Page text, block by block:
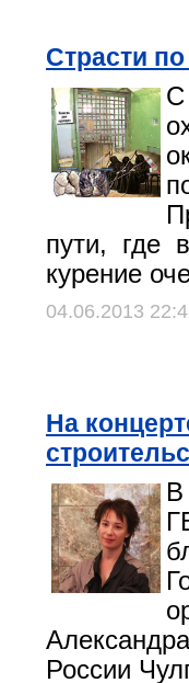
Страсти по
пути, где
курение
04.06.2013
На
России